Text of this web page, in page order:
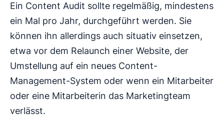
Ein Content Audit sollte regelmäßig, mindestens
ein Mal pro Jahr, durchgeführt werden. Sie
können ihn allerdings auch situativ einsetzen,
etwa vor dem Relaunch einer Website, der
Umstellung auf ein neues Content-
Management-System oder wenn ein Mitarbeiter
oder eine Mitarbeiterin das Marketingteam
verlässt.